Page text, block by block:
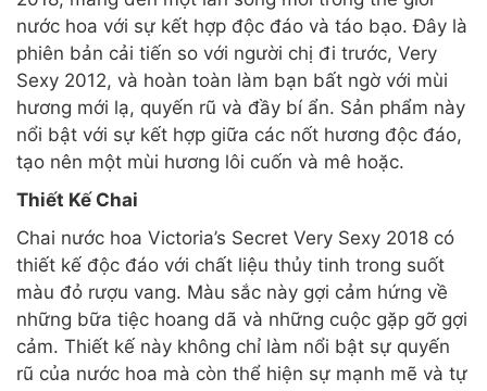
nước hoa với sự kết hợp độc đáo và táo bạo. Đây là
phiên bản cải tiến so với người chị đi trước, Very
Sexy 2012, và hoàn toàn làm bạn bất ngờ với mùi
hương mới lạ, quyến rũ và đầy bí ẩn. Sản phẩm này
nổi bật với sự kết hợp giữa các nốt hương độc đáo,
tạo nên một mùi hương lôi cuốn và mê hoặc.
Thiết Kế Chai
Chai nước hoa Victoria’s Secret Very Sexy 2018 có
thiết kế độc đáo với chất liệu thủy tinh trong suốt
màu đỏ rượu vang. Màu sắc này gợi cảm hứng về
những bữa tiệc hoang dã và những cuộc gặp gỡ gợi
cảm. Thiết kế này không chỉ làm nổi bật sự quyến
rũ của nước hoa mà còn thể hiện sự mạnh mẽ và tự